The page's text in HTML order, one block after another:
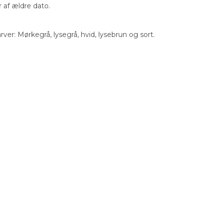
af ældre dato.
Mørkegrå, lysegrå, hvid, lysebrun og sort.